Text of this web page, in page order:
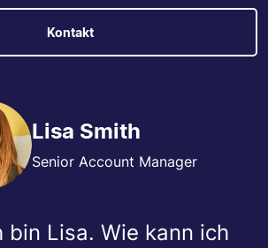
Kontakt
Lisa Smith
Senior Account Manager
bin Lisa. Wie kann ich